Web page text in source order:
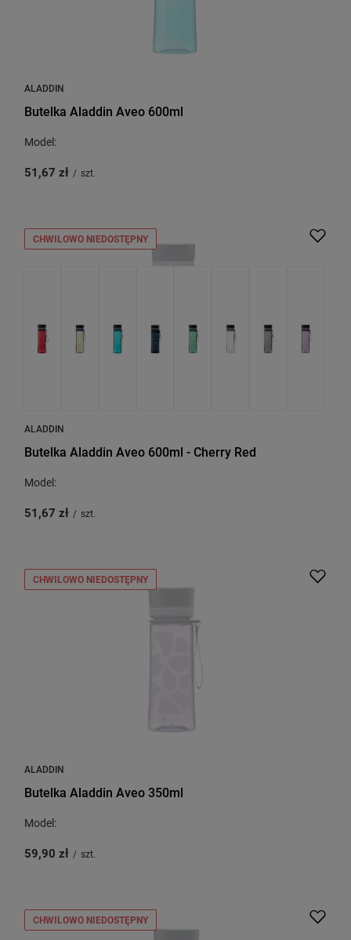
ALADDIN
Butelka Aladdin Aveo 600ml
Model:
51,67 zł / szt.
CHWILOWO NIEDOSTĘPNY
ALADDIN
Butelka Aladdin Aveo 600ml - Cherry Red
Model:
51,67 zł / szt.
CHWILOWO NIEDOSTĘPNY
ALADDIN
Butelka Aladdin Aveo 350ml
Model:
59,90 zł / szt.
CHWILOWO NIEDOSTĘPNY